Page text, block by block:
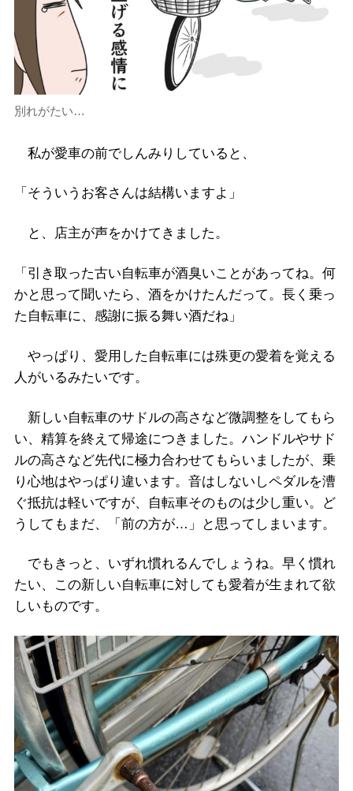
別れがたい…
私が愛車の前でしんみりしていると、
「そういうお客さんは結構いますよ」
と、店主が声をかけてきました。
「引き取った古い自転車が酒臭いことがあってね。何
かと思って聞いたら、酒をかけたんだって。長く乗っ
た自転車に、感謝に振る舞い酒だね」
やっぱり、愛用した自転車には殊更の愛着を覚える
人がいるみたいです。
新しい自転車のサドルの高さなど微調整をしてもら
い、精算を終えて帰途につきました。ハンドルやサド
ルの高さなど先代に極力合わせてもらいましたが、乗
り心地はやっぱり違います。音はしないしペダルを漕
ぐ抵抗は軽いですが、自転車そのものは少し重い。ど
うしてもまだ、「前の方が…」と思ってしまいます。
でもきっと、いずれ慣れるんでしょうね。早く慣れ
たい、この新しい自転車に対しても愛着が生まれて欲
しいものです。